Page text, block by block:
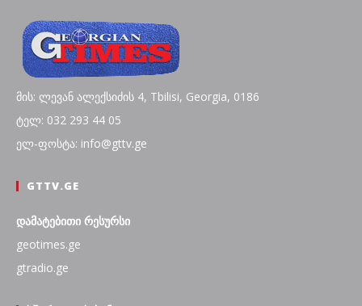
მის: ლევან ალექსიძის 4, Tbilisi, Georgia, 0186
ტელ: 032 293 44 05
ელ-ფოსტა: info@gttv.ge
GTTV.GE
დამატებითი რესურსი
geotimes.ge
gtradio.ge